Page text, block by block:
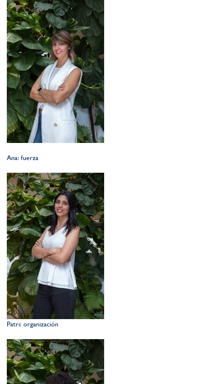
Ana: fuerza
Patri: organización